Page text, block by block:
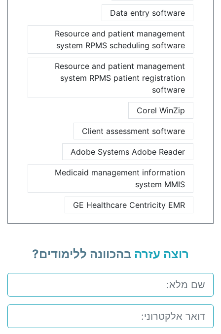
Data entry software
Resource and patient management
system RPMS scheduling software
Resource and patient management
system RPMS patient registration
software
Corel WinZip
Client assessment software
Adobe Systems Adobe Reader
Medicaid management information
system MMIS
GE Healthcare Centricity EMR
רוצה עזרה בהכוונה ללימודים?